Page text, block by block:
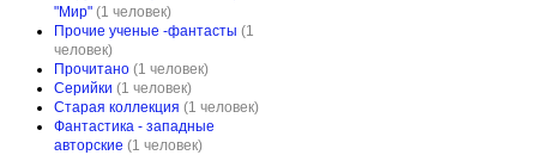
"Мир" (1 человек)
Прочие ученые -фантасты (1
человек)
Прочитано (1 человек)
Серийки (1 человек)
Старая коллекция (1 человек)
Фантастика - западные
авторские (1 человек)